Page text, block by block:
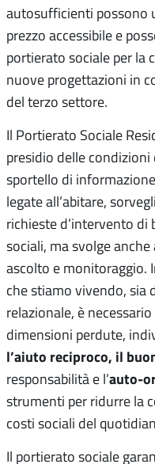
autosufficienti possono
prezzo accessibile e
portierato sociale per la
nuove progettazioni in
del terzo settore.
Il Portierato Sociale
presidio delle
sportello di
legate all’abitare,
richieste d’intervento di
sociali, ma svolge
ascolto e monitoraggio.
che stiamo vivendo, sia
relazionale, è
dimensioni perdute,
l’aiuto reciproco, il
responsabilità e l’auto-
strumenti per ridurre la
costi sociali del
Il portierato sociale